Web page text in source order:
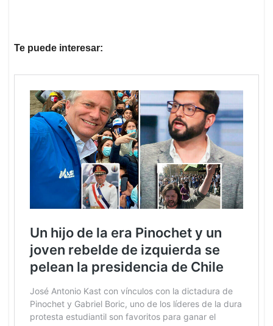
Te puede interesar: